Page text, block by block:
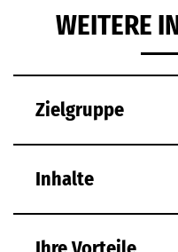
WEITERE
Zielgruppe
Inhalte